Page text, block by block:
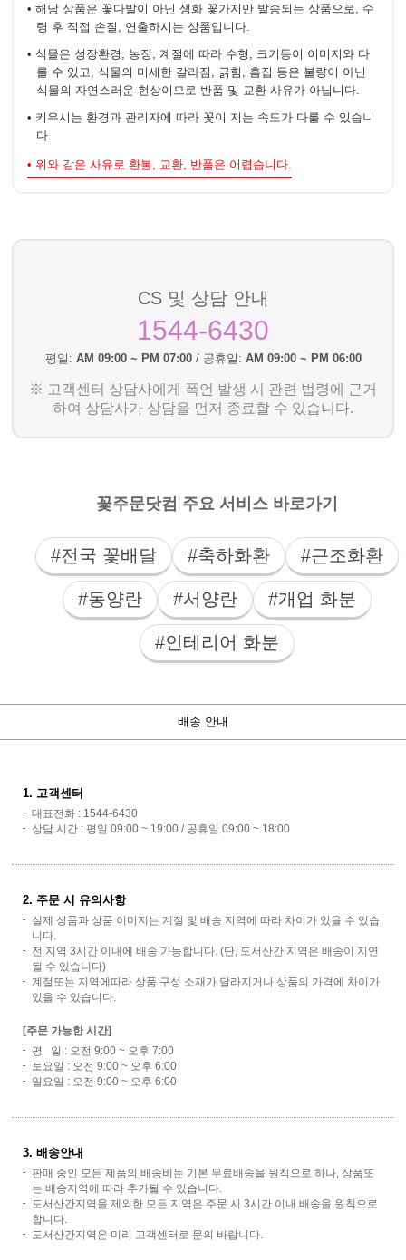
• 해당 상품은 꽃다발이 아닌 생화 꽃가지만 발송되는 상품으로, 수
령 후 직접 손질, 연출하시는 상품입니다.
• 식물은 성장환경, 농장, 계절에 따라 수형, 크기등이 이미지와 다
를 수 있고, 식물의 미세한 갈라짐, 긁힘, 흠집 등은 불량이 아닌
식물의 자연스러운 현상이므로 반품 및 교환 사유가 아닙니다.
• 키우시는 환경과 관리자에 따라 꽃이 지는 속도가 다를 수 있습니
다.
• 위와 같은 사유로 환불, 교환, 반품은 어렵습니다.
CS 및 상담 안내
1544-6430
평일: AM 09:00 ~ PM 07:00 / 공휴일: AM 09:00 ~ PM 06:00
※ 고객센터 상담사에게 폭언 발생 시 관련 법령에 근거
하여 상담사가 상담을 먼저 종료할 수 있습니다.
꽃주문닷컴 주요 서비스 바로가기
#전국 꽃배달 #축하화환 #근조화환
#동양란 #서양란 #개업 화분
#인테리어 화분
배송 안내
1. 고객센터
대표전화 : 1544-6430
상담 시간 : 평일 09:00 ~ 19:00 / 공휴일 09:00 ~ 18:00
2. 주문 시 유의사항
실제 상품과 상품 이미지는 계절 및 배송 지역에 따라 차이가 있을 수 있습
니다.
전 지역 3시간 이내에 배송 가능합니다. (단, 도서산간 지역은 배송이 지연
될 수 있습니다)
계절또는 지역에따라 상품 구성 소재가 달라지거나 상품의 가격에 차이가
있을 수 있습니다.
[주문 가능한 시간]
평 일 : 오전 9:00 ~ 오후 7:00
토요일 : 오전 9:00 ~ 오후 6:00
일요일 : 오전 9:00 ~ 오후 6:00
3. 배송안내
판매 중인 모든 제품의 배송비는 기본 무료배송을 원칙으로 하나, 상품또
는 배송지역에 따라 추가될 수 있습니다.
도서산간지역을 제외한 모든 지역은 주문 시 3시간 이내 배송을 원칙으로
합니다.
도서산간지역은 미리 고객센터로 문의 바랍니다.